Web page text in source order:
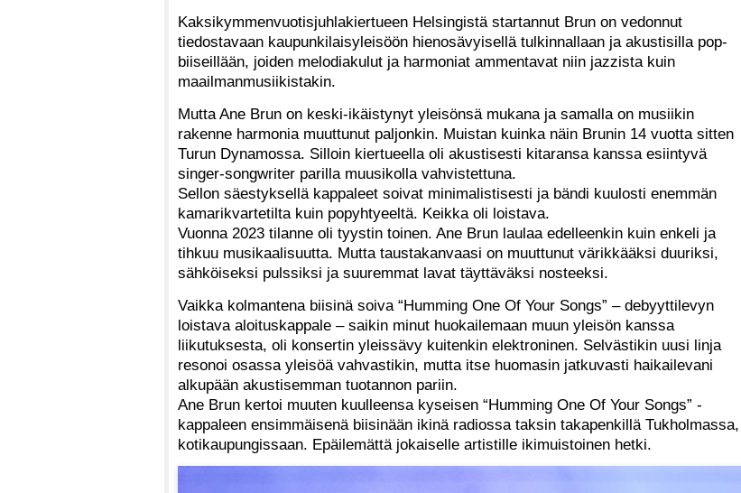
Kaksikymmenvuotisjuhlakiertueen Helsingistä startannut Brun on vedonnut
tiedostavaan kaupunkilaisyleisöön hienosävyisellä tulkinnallaan ja akustisilla pop-
biiseillään, joiden melodiakulut ja harmoniat ammentavat niin jazzista kuin
maailmanmusiikistakin.
Mutta Ane Brun on keski-ikäistynyt yleisönsä mukana ja samalla on musiikin
rakenne harmonia muuttunut paljonkin. Muistan kuinka näin Brunin 14 vuotta sitten
Turun Dynamossa. Silloin kiertueella oli akustisesti kitaransa kanssa esiintyvä
singer-songwriter parilla muusikolla vahvistettuna.
Sellon säestyksellä kappaleet soivat minimalistisesti ja bändi kuulosti enemmän
kamarikvartetilta kuin popyhtyeeltä. Keikka oli loistava.
Vuonna 2023 tilanne oli tyystin toinen. Ane Brun laulaa edelleenkin kuin enkeli ja
tihkuu musikaalisuutta. Mutta taustakanvaasi on muuttunut värikkääksi duuriksi,
sähköiseksi pulssiksi ja suuremmat lavat täyttäväksi nosteeksi.
Vaikka kolmantena biisinä soiva “Humming One Of Your Songs” – debyyttilevyn
loistava aloituskappale – saikin minut huokailemaan muun yleisön kanssa
liikutuksesta, oli konsertin yleissävy kuitenkin elektroninen. Selvästikin uusi linja
resonoi osassa yleisöä vahvastikin, mutta itse huomasin jatkuvasti haikailevani
alkupään akustisemman tuotannon pariin.
Ane Brun kertoi muuten kuulleensa kyseisen “Humming One Of Your Songs” -
kappaleen ensimmäisenä biisinään ikinä radiossa taksin takapenkillä Tukholmassa,
kotikaupungissaan. Epäilemättä jokaiselle artistille ikimuistoinen hetki.